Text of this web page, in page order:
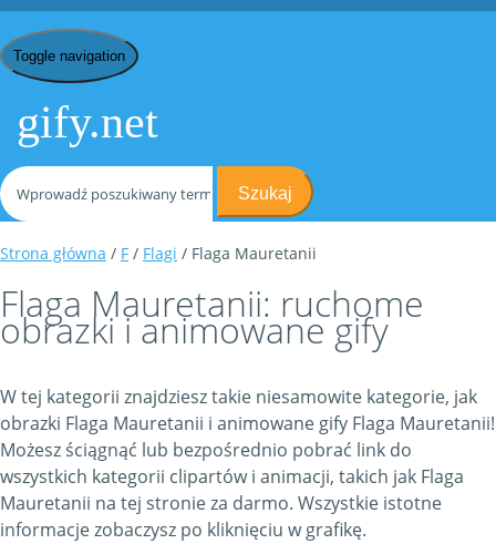
Toggle navigation
gify.net
Szukaj
Strona główna / F / Flagi / Flaga Mauretanii
Flaga Mauretanii: ruchome
obrazki i animowane gify
W tej kategorii znajdziesz takie niesamowite kategorie, jak
obrazki Flaga Mauretanii i animowane gify Flaga Mauretanii!
Możesz ściągnąć lub bezpośrednio pobrać link do
wszystkich kategorii clipartów i animacji, takich jak Flaga
Mauretanii na tej stronie za darmo. Wszystkie istotne
informacje zobaczysz po kliknięciu w grafikę.